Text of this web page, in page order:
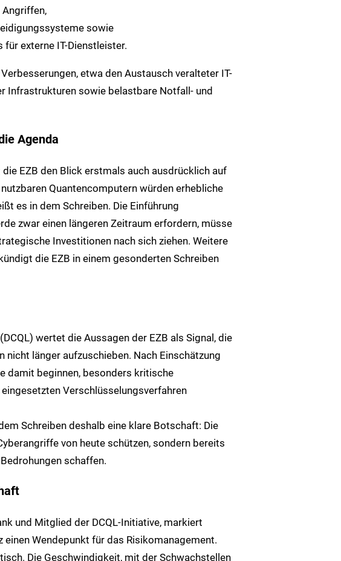
Angriffen,
sowie
externe IT-Dienstleister.
etwa den Austausch veralteter IT-
Infrastrukturen sowie belastbare Notfall- und
Agenda
EZB den Blick erstmals auch ausdrücklich auf
Quantencomputern würden erhebliche
es in dem Schreiben. Die Einführung
zwar einen längeren Zeitraum erfordern, müsse
Investitionen nach sich ziehen. Weitere
die EZB in einem gesonderten Schreiben
wertet die Aussagen der EZB als Signal, die
länger aufzuschieben. Nach Einschätzung
damit beginnen, besonders kritische
Verschlüsselungsverfahren
Schreiben deshalb eine klare Botschaft: Die
von heute schützen, sondern bereits
schaffen.
und Mitglied der DCQL-Initiative, markiert
Wendepunkt für das Risikomanagement.
Die Geschwindigkeit, mit der Schwachstellen